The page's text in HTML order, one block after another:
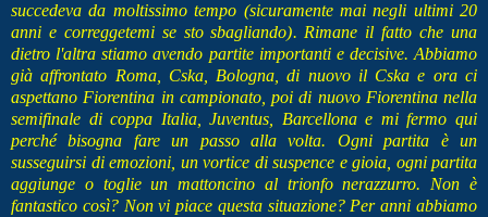
succedeva da moltissimo tempo (sicuramente mai negli ultimi 20
anni e correggetemi se sto sbagliando). Rimane il fatto che una
dietro l'altra stiamo avendo partite importanti e decisive. Abbiamo
già affrontato Roma, Cska, Bologna, di nuovo il Cska e ora ci
aspettano Fiorentina in campionato, poi di nuovo Fiorentina nella
semifinale di coppa Italia, Juventus, Barcellona e mi fermo qui
perché bisogna fare un passo alla volta. Ogni partita è un
susseguirsi di emozioni, un vortice di suspence e gioia, ogni partita
aggiunge o toglie un mattoncino al trionfo nerazzurro. Non è
fantastico così? Non vi piace questa situazione? Per anni abbiamo